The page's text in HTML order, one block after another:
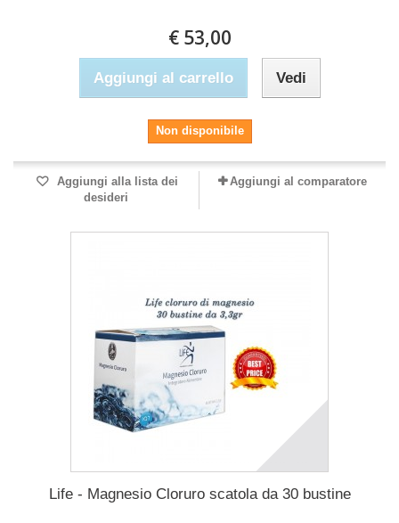
€ 53,00
Aggiungi al carrello Vedi
Non disponibile
Aggiungi alla lista dei
desideri
Aggiungi al comparatore
Life - Magnesio Cloruro scatola da 30 bustine